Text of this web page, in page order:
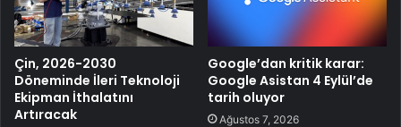
Çin, 2026-2030
Döneminde İleri Teknoloji
Ekipman İthalatını
Artıracak
Google’dan kritik karar:
Google Asistan 4 Eylül’de
tarih oluyor
Ağustos 7, 2026